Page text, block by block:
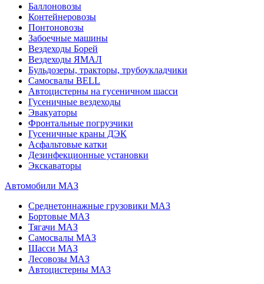
Баллоновозы
Контейнеровозы
Понтоновозы
Забоечные машины
Вездеходы Борей
Вездеходы ЯМАЛ
Бульдозеры, тракторы, трубоукладчики
Самосвалы BELL
Автоцистерны на гусеничном шасси
Гусеничные вездеходы
Эвакуаторы
Фронтальные погрузчики
Гусеничные краны ДЭК
Асфальтовые катки
Дезинфекционные установки
Экскаваторы
Автомобили МАЗ
Среднетоннажные грузовики МАЗ
Бортовые МАЗ
Тягачи МАЗ
Самосвалы МАЗ
Шасси МАЗ
Лесовозы МАЗ
Автоцистерны МАЗ